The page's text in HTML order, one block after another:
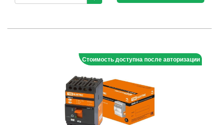
Стоимость доступна после авторизации